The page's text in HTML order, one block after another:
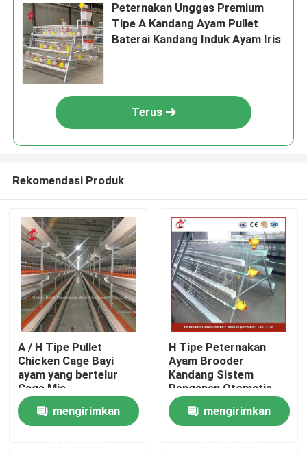
Rumah
Peternakan Unggas Premium
Tipe A Kandang Ayam Pullet
Baterai Kandang Induk Ayam Iris
Terus
Rekomendasi Produk
A / H Tipe Pullet
Chicken Cage Bayi
ayam yang bertelur
Cage Mia
mengirimkan
H Tipe Peternakan
Ayam Brooder
Kandang Sistem
Penganan Otomatis
Penuh Mawar
mengirimkan